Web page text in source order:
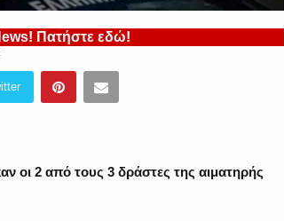
Πατήστε εδώ!
οι 2 από τους 3 δράστες της αιματηρής